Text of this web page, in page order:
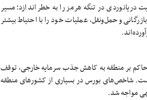
دریانوردی در تنگه هرمز را به خطر اندازد؛ مسیر
و حمل‌ونقل، عملیات خود را با احتیاط بیشتر
بر منطقه به کاهش جذب سرمایه خارجی، توقف
شاخص‌های بورس در بسیاری از کشورهای منطقه
مواجه شد.